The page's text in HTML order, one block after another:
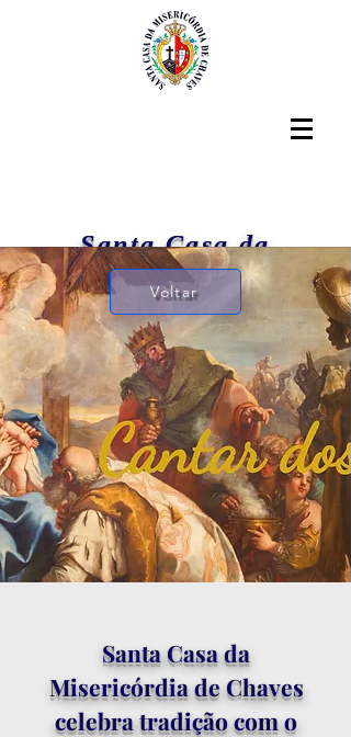
Santa Casa da
Misericórdia de Chaves
Voltar
Santa Casa da
Misericórdia de Chaves
celebra tradição com o